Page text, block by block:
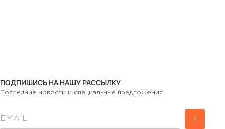
ПОДПИШИСЬ НА НАШУ РАССЫЛКУ
Последние новости и специальные предложения
›